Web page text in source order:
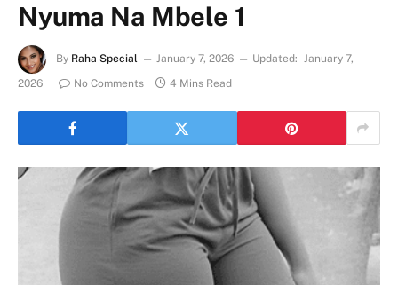
Nyuma Na Mbele 1
By Raha Special January 7, 2026 Updated: January 7,
2026
No Comments 4 Mins Read